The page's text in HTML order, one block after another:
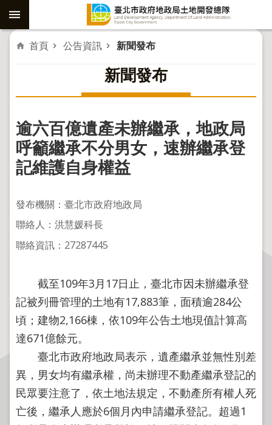
跳到主要內容區塊
進
社
子
島
劃
公
共
逕
為
分
割
籍
成
果
供
首頁 公告資訊 新聞發布
新聞發布
逾六百億遺產未辦繼承，地政局
呼籲繼承不分男女，速辦繼承登
記維護自身權益
發布機關：臺北市政府地政局
聯絡人：洪慧媛科長
聯絡資訊：27287445
截至109年3月17日止，臺北市因未辦繼承登
記被列冊管理的土地有17,883筆，面積逾284公
頃；建物2,166棟，依109年公告土地現值計算高
達671億餘元。
臺北市政府地政局表示，遺產繼承並無性別差
異，男女均有繼承權，尚未辦理不動產繼承登記的
民眾要注意了，依土地法規定，不動產所有權人死
亡後，繼承人應於6個月內申請繼承登記。超過1